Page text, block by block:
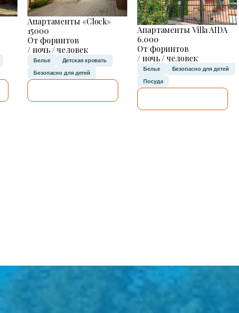
Апартаменты «Clock»
15000
От форинтов
/ ночь / человек
Белье Детская кровать
Безопасно для детей
Апартаменты Villa AIDA
6.000
От форинтов
/ ночь / человек
Белье Безопасно для детей
Посуда